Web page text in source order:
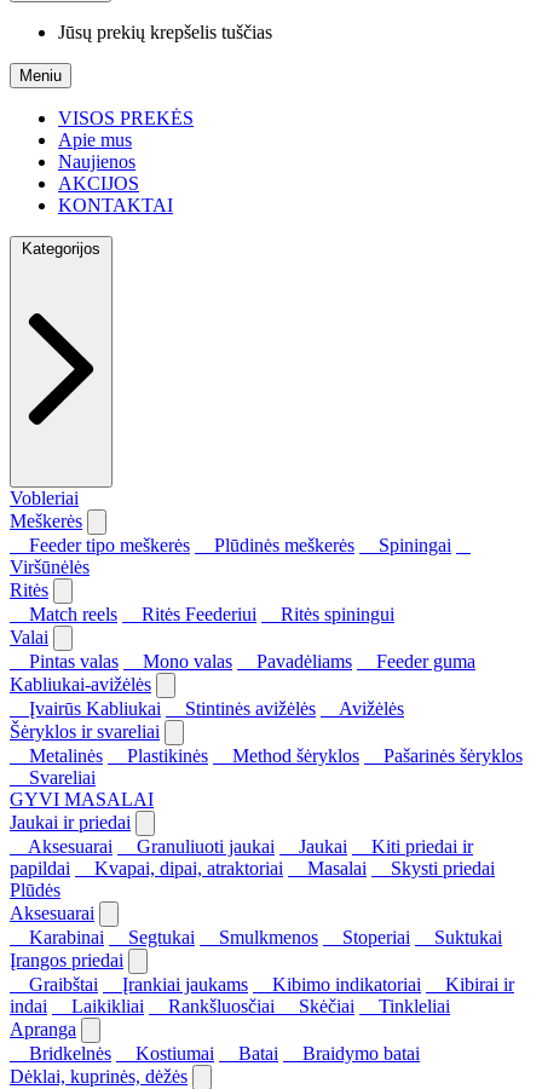
Jūsų prekių krepšelis tuščias
Meniu
VISOS PREKĖS
Apie mus
Naujienos
AKCIJOS
KONTAKTAI
Kategorijos
Vobleriai
Meškerės
Feeder tipo meškerės
Plūdinės meškerės
Spiningai
Viršūnėlės
Ritės
Match reels
Ritės Feederiui
Ritės spiningui
Valai
Pintas valas
Mono valas Pavadėliams
Feeder guma
Kabliukai-avižėlės
Įvairūs Kabliukai
Stintinės avižėlės
Avižėlės
Šėryklos ir svareliai
Metalinės
Plastikinės Method šėryklos
Pašarinės šėryklos
Svareliai
GYVI MASALAI
Jaukai ir priedai
Aksesuarai
Granuliuoti jaukai Jaukai
Kiti priedai ir
papildai
Kvapai, dipai, atraktoriai Masalai
Skysti priedai
Plūdės
Aksesuarai
Karabinai
Segtukai Smulkmenos Stoperiai
Suktukai
Įrangos priedai
Graibštai
Įrankiai jaukams Kibimo indikatoriai
Kibirai ir
indai
Laikikliai Rankšluosčiai Skėčiai
Tinkleliai
Apranga
Bridkelnės
Kostiumai Batai
Braidymo batai
Dėklai, kuprinės, dėžės